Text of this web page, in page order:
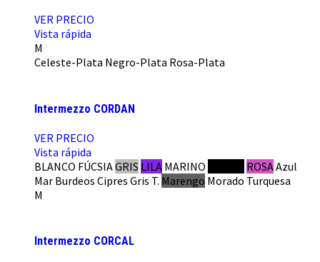
VER PRECIO
Vista rápida
M
Celeste-Plata Negro-Plata Rosa-Plata
Intermezzo CORDAN
VER PRECIO
Vista rápida
BLANCO FÚCSIAGRIS LILA MARINO ROSAAzul
Mar Burdeos Cipres Gris T. Marengo Morado Turquesa
M
Intermezzo CORCAL